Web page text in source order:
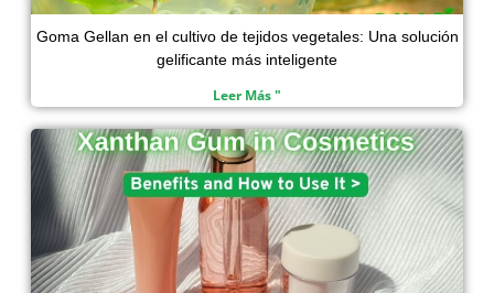
Goma Gellan en el cultivo de tejidos vegetales: Una solución
gelificante más inteligente
Leer Más "